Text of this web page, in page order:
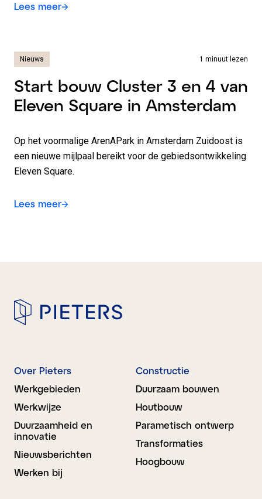
Lees meer
Nieuws 1 minuut lezen
Start bouw Cluster 3 en 4 van
Eleven Square in Amsterdam
Op het voormalige ArenAPark in Amsterdam Zuidoost is
een nieuwe mijlpaal bereikt voor de gebiedsontwikkeling
Eleven Square.
Lees meer
Over Pieters
Werkgebieden
Werkwijze
Duurzaamheid en
innovatie
Nieuwsberichten
Werken bij
Constructie
Duurzaam bouwen
Houtbouw
Parametisch ontwerp
Transformaties
Hoogbouw